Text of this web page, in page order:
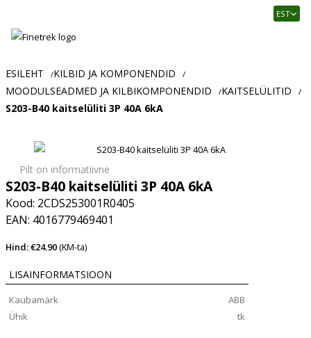
Usaldusväärne
ja
tööstusautomaatika
pood
EST
ESILEHT /KILBID JA KOMPONENDID /
MOODULSEADMED JA KILBIKOMPONENDID /KAITSELÜLITID /
S203-B40 kaitselüliti 3P 40A 6kA
Pilt on informatiivne
S203-B40 kaitselüliti 3P 40A 6kA
Kood: 2CDS253001R0405
EAN: 4016779469401
Hind: €24.90(KM-ta)
LISAINFORMATSIOON
Kaubamärk
ABB
Ühik
tk